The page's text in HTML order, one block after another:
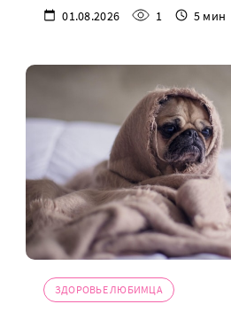
01.08.2026 1 5 мин
ЗДОРОВЬЕ ЛЮБИМЦА